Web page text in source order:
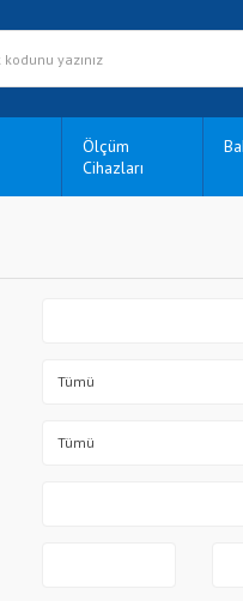
Ölçüm
Cihazları